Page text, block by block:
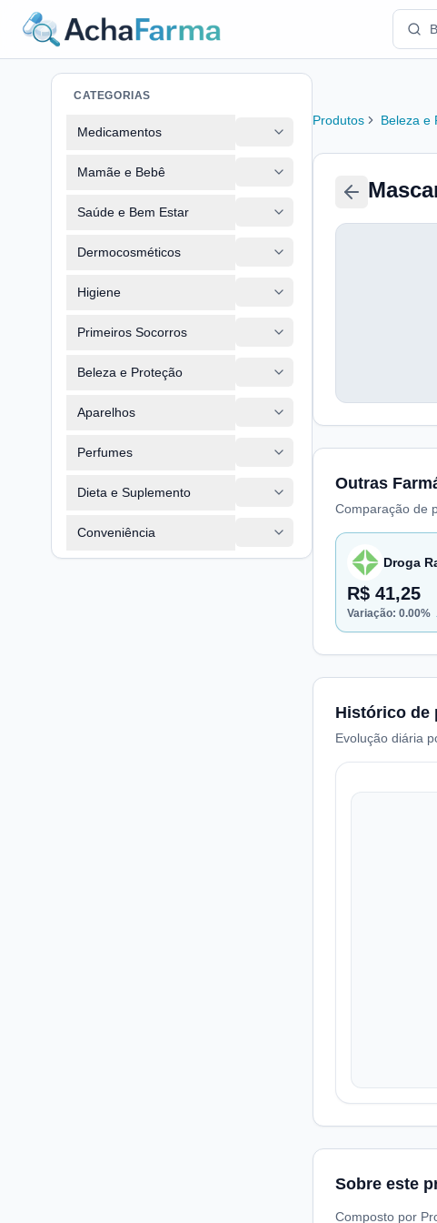
CATEGORIAS
Medicamentos
Mamãe e Bebê
Saúde e Bem Estar
Dermocosméticos
Higiene
Primeiros Socorros
Beleza e Proteção
Aparelhos
Perfumes
Dieta e Suplemento
Conveniência
Produtos Beleza e
Outras
Comparação de
Droga
R$ 41,25
Variação: 0.00%
Histórico de
Evolução diária
Sobre este
Composto por